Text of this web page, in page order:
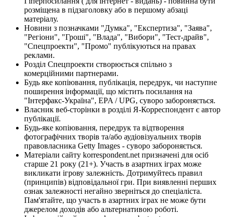
розміщена в підзаголовку або в першому абзаці
матеріалу.
Новини з позначками "Думка", "Експертиза", "Заява",
"Регіони", "Гроші", "Влада", "Вибори", "Тест-драйв",
"Спецпроекти", "Промо" публікуються на правах
реклами.
Розділ Спецпроекти створюється спільно з
комерційними партнерами.
Будь яке копіювання, публікація, передрук, чи наступне
поширення інформації, що містить посилання на
"Інтерфакс-Україна", EPA / UPG, суворо забороняється.
Власник веб-сторінки в розділі Я-Корреспондент є автор
публікації.
Будь-яке копіювання, передрук та відтворення
фотографічних творів та/або аудіовізуальних творів
правовласника Getty Images - суворо забороняється.
Матеріали сайту korrespondent.net призначені для осіб
старше 21 року (21+). Участь в азартних іграх може
викликати ігрову залежність. Дотримуйтесь правил
(принципів) відповідальної гри. При виявленні перших
ознак залежності негайно зверніться до спеціаліста.
Пам'ятайте, що участь в азартних іграх не може бути
джерелом доходів або альтернативою роботі.